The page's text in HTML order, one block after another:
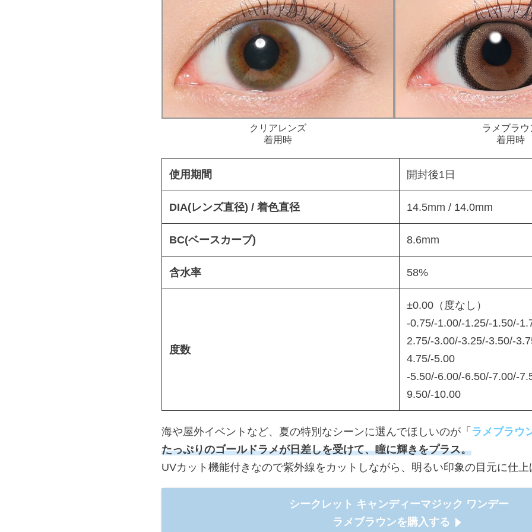
クリアレンズ
着用時
ラメブラウ
着用時
使用期間 開封後1日
DIA(レンズ直径) / 着色直径 14.5mm / 14.0mm
BC(ベースカーブ) 8.6mm
含水率 58%
度数
±0.00（度なし）
-0.75/-1.00/-1.25/-1.50/-
2.75/-3.00/-3.25/-3.50/-
4.75/-5.00
-5.50/-6.00/-6.50/-7.00/-
9.50/-10.00
海や屋外イベントなど、夏の特別なシーンに選んでほしいのが「 ラメブラウ
たっぷりのゴールドラメが日差しを受けて、瞳に輝きをプラス。
UVカット機能付きなので紫外線をカットしながら、明るい印象の目元に仕上
シークレット キャンディーマジック ワンデー
ラメブラウンを購入する